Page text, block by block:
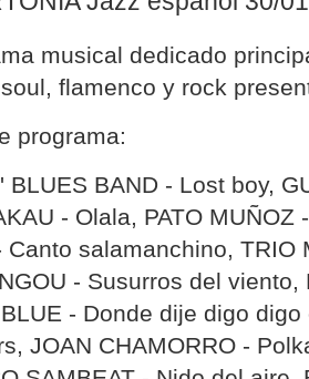
musical dedicado
flamenco y rock
programa:
BLUES BAND - Lost boy,
- Olala, PATO
Canto salamanchino, TRIO
- Susurros del viento,
- Donde dije digo
JOAN CHAMORRO -